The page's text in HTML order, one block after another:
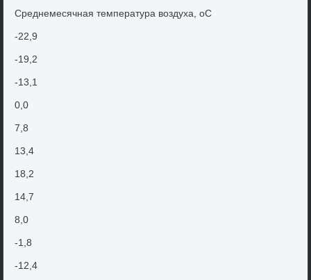
Среднемесячная температура вοздуха, оС
-22,9
-19,2
-13,1
0,0
7,8
13,4
18,2
14,7
8,0
-1,8
-12,4